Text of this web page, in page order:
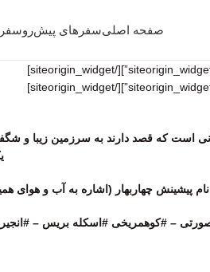
صفحه اصلیسفر‌های پیش‌رو
[/siteorigin_widget]
[/siteorigin_widget]
است که قصد دارند به سرزمین زیبا و
نام پیشینش چهاربهار (اشاره به آب و
– #كوهمريخى #اسكله بريس – #انجير